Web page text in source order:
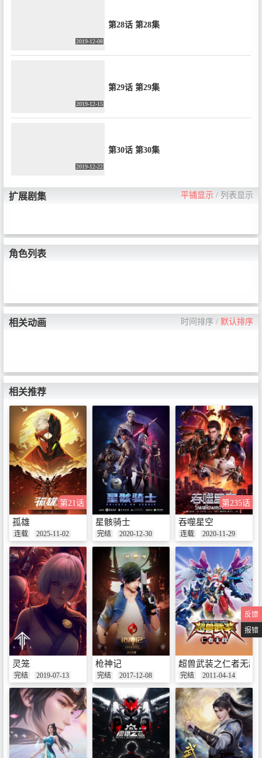
2019-12-08
第28话 第28集
2019-12-15
第29话 第29集
2019-12-22
第30话 第30集
扩展剧集 平铺显示 / 列表显示
角色列表
相关动画 时间排序 / 默认排序
相关推荐
第21话
孤雄
连载 2025-11-02
星骸骑士
完结 2020-12-30
第235话
吞噬星空
连载 2020-11-29
灵笼
完结 2019-07-13
枪神记
完结 2017-12-08
超兽武装之仁者无敌
完结 2011-04-14
反馈
报错